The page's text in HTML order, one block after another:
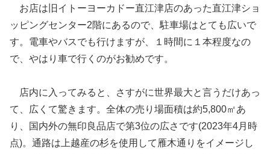
お店は旧イトーヨーカドー直江津店のあった直江津ショ
ッピングセンター2階にあるので、駐車場はとても広いで
す。電車やバスでも行けますが、１時間に１本程度なの
で、やはり車で行くのがお勧めです。
店内に入ってみると、さすがに世界最大と言うだけあっ
て、広くて驚きます。全体の売り場面積は約5,800㎡あ
り、国内外の無印良品店で第3位の広さです(2023年4月時
点)。通路は上越産の杉を使用して雁木通りをイメージし